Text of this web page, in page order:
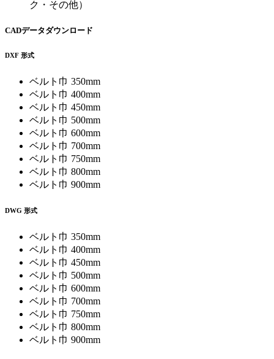
ク・その他）
CADデータダウンロード
DXF 形式
ベルト巾 350mm
ベルト巾 400mm
ベルト巾 450mm
ベルト巾 500mm
ベルト巾 600mm
ベルト巾 700mm
ベルト巾 750mm
ベルト巾 800mm
ベルト巾 900mm
DWG 形式
ベルト巾 350mm
ベルト巾 400mm
ベルト巾 450mm
ベルト巾 500mm
ベルト巾 600mm
ベルト巾 700mm
ベルト巾 750mm
ベルト巾 800mm
ベルト巾 900mm